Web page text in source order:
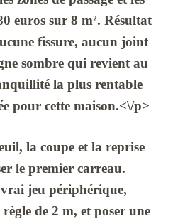
euros sur 8 m². Résultat
fissure, aucun joint
sombre qui revient au
la plus rentable
pour cette maison.<\/p>
la coupe et la reprise
le premier carreau.
jeu périphérique,
de 2 m, et poser une